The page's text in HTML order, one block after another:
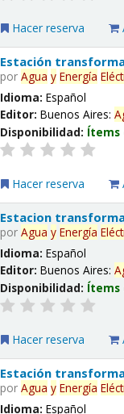
Hacer reserva
Estación
porAgua y Energía
Idioma:Español
Editor:Buenos Aires:
Disponibilidad: Ítems
Hacer reserva
Estacion
porAgua y Energía
Idioma:Español
Editor:Buenos Aires:
Disponibilidad: Ítems
Hacer reserva
Estación
porAgua y Energía
Idioma:Español